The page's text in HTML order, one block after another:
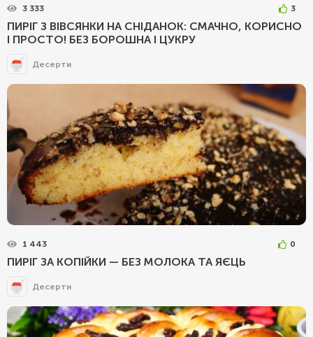
3 333 3
ПИРІГ З ВІВСЯНКИ НА СНІДАНОК: СМАЧНО, КОРИСНО
І ПРОСТО! БЕЗ БОРОШНА І ЦУКРУ
Десерти
1 443 0
ПИРІГ ЗА КОПІЙКИ — БЕЗ МОЛОКА ТА ЯЄЦЬ
Десерти